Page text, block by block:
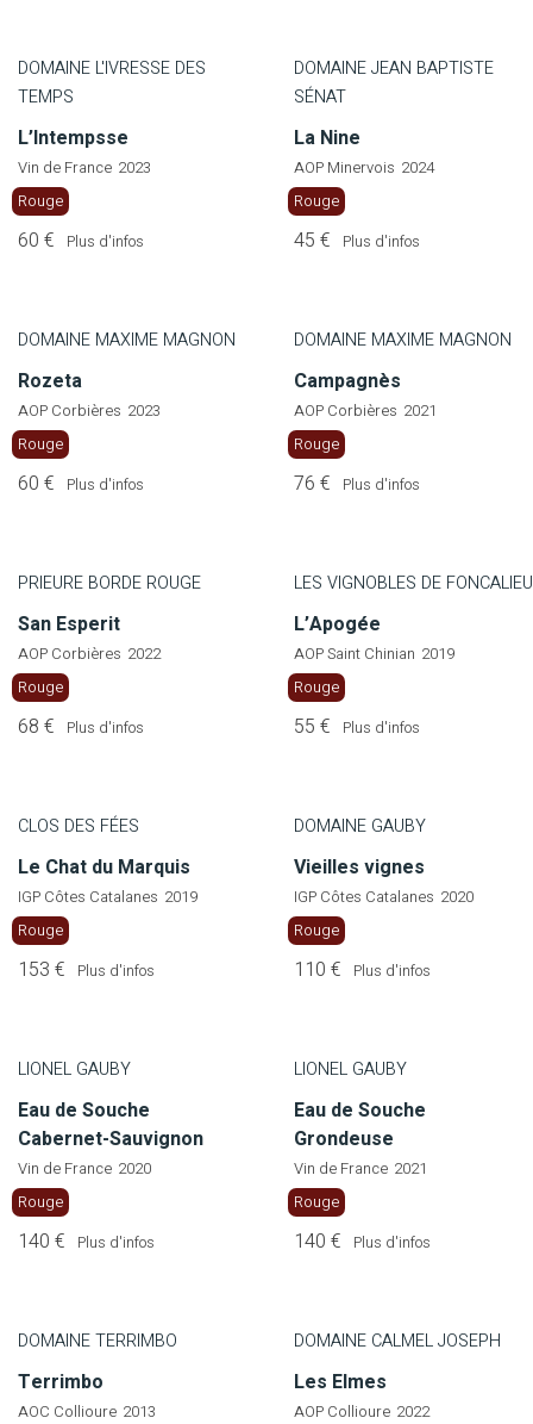
DOMAINE L'IVRESSE DES
TEMPS
L’Intempsse
Vin de France 2023
Rouge
60 € Plus d'infos
DOMAINE JEAN BAPTISTE
SÉNAT
La Nine
AOP Minervois 2024
Rouge
45 € Plus d'infos
DOMAINE MAXIME MAGNON
Rozeta
AOP Corbières 2023
Rouge
60 € Plus d'infos
DOMAINE MAXIME MAGNON
Campagnès
AOP Corbières 2021
Rouge
76 € Plus d'infos
PRIEURE BORDE ROUGE
San Esperit
AOP Corbières 2022
Rouge
68 € Plus d'infos
LES VIGNOBLES DE FONCALIEU
L’Apogée
AOP Saint Chinian 2019
Rouge
55 € Plus d'infos
CLOS DES FÉES
Le Chat du Marquis
IGP Côtes Catalanes 2019
Rouge
153 € Plus d'infos
DOMAINE GAUBY
Vieilles vignes
IGP Côtes Catalanes 2020
Rouge
110 € Plus d'infos
LIONEL GAUBY
Eau de Souche
Cabernet-Sauvignon
Vin de France 2020
Rouge
140 € Plus d'infos
LIONEL GAUBY
Eau de Souche
Grondeuse
Vin de France 2021
Rouge
140 € Plus d'infos
DOMAINE TERRIMBO
Terrimbo
AOC Collioure 2013
DOMAINE CALMEL JOSEPH
Les Elmes
AOP Collioure 2022